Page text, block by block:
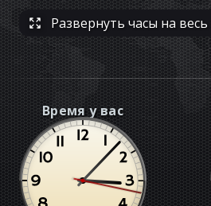
Развернуть часы на весь
Время у вас